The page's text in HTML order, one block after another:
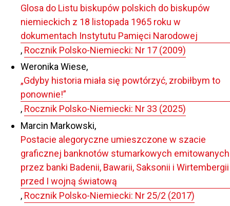
Glosa do Listu biskupów polskich do biskupów
niemieckich z 18 listopada 1965 roku w
dokumentach Instytutu Pamięci Narodowej
, Rocznik Polsko-Niemiecki: Nr 17 (2009)
Weronika Wiese,
„Gdyby historia miała się powtórzyć, zrobiłbym to
ponownie!”
, Rocznik Polsko-Niemiecki: Nr 33 (2025)
Marcin Markowski,
Postacie alegoryczne umieszczone w szacie
graficznej banknotów stumarkowych emitowanych
przez banki Badenii, Bawarii, Saksonii i Wirtembergii
przed I wojną światową
, Rocznik Polsko-Niemiecki: Nr 25/2 (2017)